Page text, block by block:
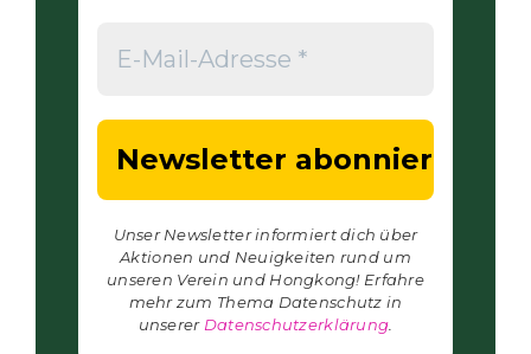
Unser Newsletter informiert dich über
Aktionen und Neuigkeiten rund um
unseren Verein und Hongkong! Erfahre
mehr zum Thema Datenschutz in
unserer Datenschutzerklärung